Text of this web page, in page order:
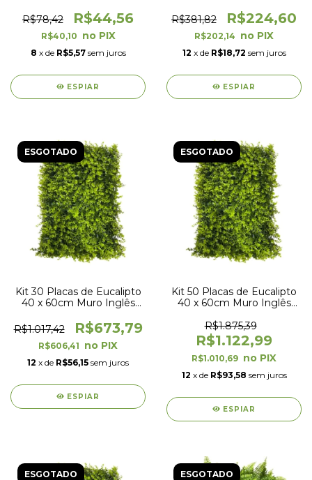
R$78,42
R$44,56
R$40,10
8 x de R$5,57 sem juros
ESPIAR
R$381,82
R$224,60
R$202,14
12 x de R$18,72 sem juros
ESPIAR
ESGOTADO
Kit 30 Placas de Eucalipto
40 x 60cm Muro Inglês
R$1.017,42
R$673,79
R$606,41
12 x de R$56,15 sem juros
ESPIAR
ESGOTADO
Kit 50 Placas de Eucalipto
40 x 60cm Muro Inglês
R$1.875,39
R$1.122,99
R$1.010,69
12 x de R$93,58 sem juros
ESPIAR
ESGOTADO ESGOTADO